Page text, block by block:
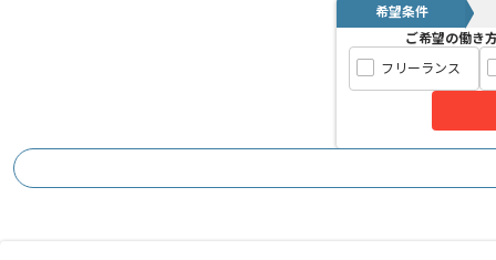
希望条件
ご希望の働き
フリーランス